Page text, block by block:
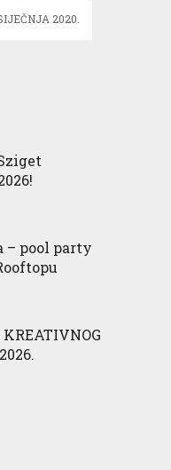
2020.
– pool party